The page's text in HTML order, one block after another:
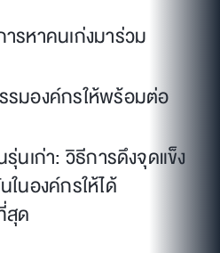
รหาคนเก่งมาร่วม
มองค์กรให้พร้อมต่อ
นเก่า: วิธีการดึงจุดแข็ง
ในองค์กรให้ได้
สุด